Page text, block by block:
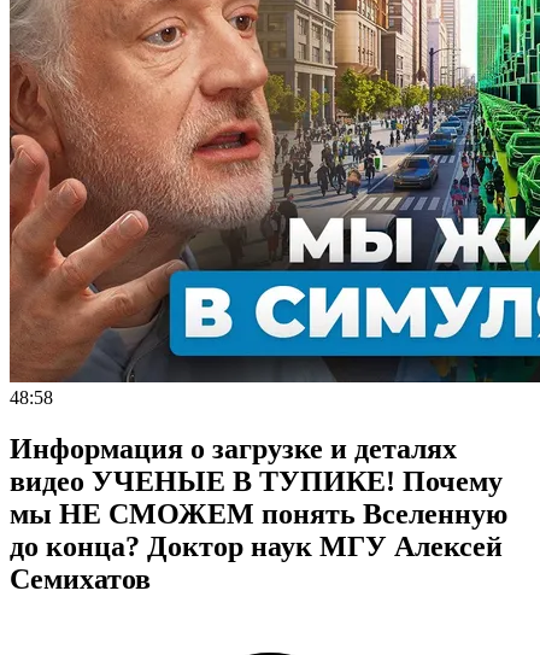
48:58
Информация о загрузке и деталях
видео УЧЕНЫЕ В ТУПИКЕ! Почему
мы НЕ СМОЖЕМ понять Вселенную
до конца? Доктор наук МГУ Алексей
Семихатов